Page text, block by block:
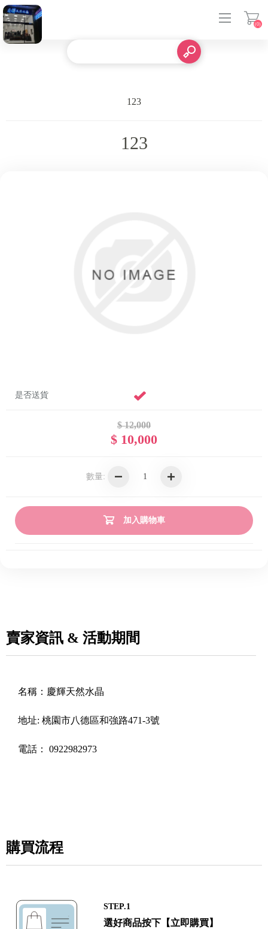
(0)
123
123
是否送貨
$ 12,000
$ 10,000
數量:
加入購物車
賣家資訊 & 活動期間
名稱： 慶輝天然水晶
地址: 桃園市八德區和強路471-3號
電話： 0922982973
購買流程
STEP.1
選好商品按下【立即購買】